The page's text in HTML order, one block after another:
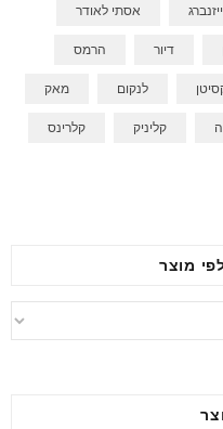
אסתי לאודר
דיור הרמס
לנקום מאק
קליניק קלרינס
מוצר